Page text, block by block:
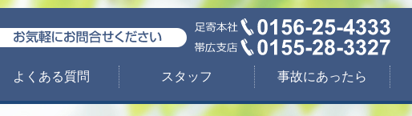
よくある質問 スタッフ 事故にあったら